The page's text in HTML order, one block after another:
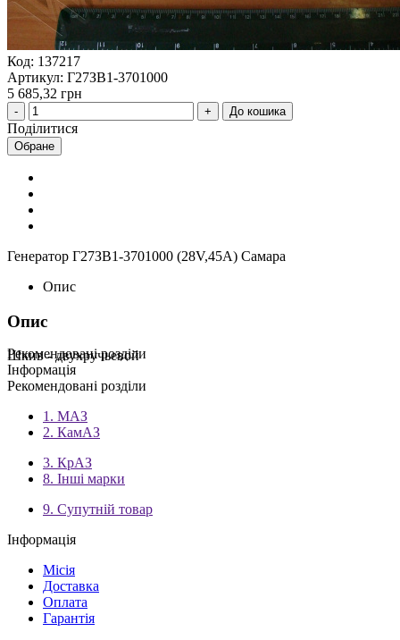
Код: 137217
Артикул: Г27ЗВ1-3701000
5 685,32 грн
До кошика
Поділитися
Обране
Генератор Г27ЗВ1-3701000 (28V,45А) Самара
Опис
Опис
Шкив - двухручьевой
Рекомендовані розділи
Інформація
Рекомендовані розділи
1. МАЗ
2. КамАЗ
3. КрАЗ
8. Інші марки
9. Супутній товар
Інформація
Місія
Доставка
Оплата
Гарантія